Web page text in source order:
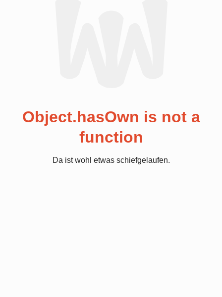
Object.hasOwn is not a
function
Da ist wohl etwas schiefgelaufen.